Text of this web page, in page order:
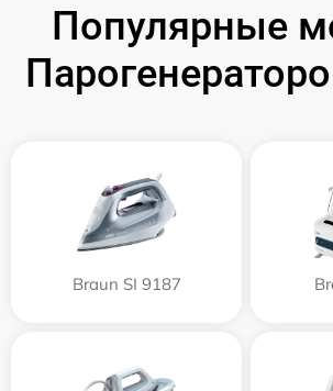
Популярные
Braun SI 9187